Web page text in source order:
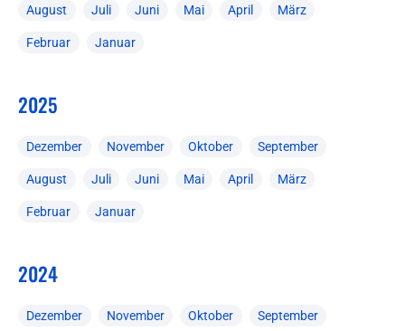
August Juli Juni Mai April März
Februar Januar
2025
Dezember November Oktober September
August Juli Juni Mai April März
Februar Januar
2024
Dezember November Oktober September